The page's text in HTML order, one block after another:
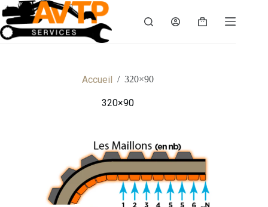
Accueil / 320×90
320×90